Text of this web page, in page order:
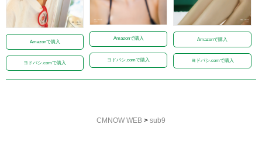
Amazonで購入
ヨドバシ.comで購入
Amazonで購入
ヨドバシ.comで購入
Amazonで購入
ヨドバシ.comで購入
CMNOW WEB > sub9